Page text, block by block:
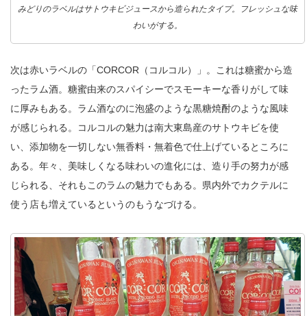
みどりのラベルはサトウキビジュースから造られたタイプ。フレッシュな味
わいがする。
次は赤いラベルの「CORCOR（コルコル）」。これは糖蜜から造
ったラム酒。糖蜜由来のスパイシーでスモーキーな香りがして味
に厚みもある。ラム酒なのに泡盛のような黒糖焼酎のような風味
が感じられる。コルコルの魅力は南大東島産のサトウキビを使
い、添加物を一切しない無香料・無着色で仕上げているところに
ある。年々、美味しくなる味わいの進化には、造り手の努力が感
じられる、それもこのラムの魅力でもある。県内外でカクテルに
使う店も増えているというのもうなづける。